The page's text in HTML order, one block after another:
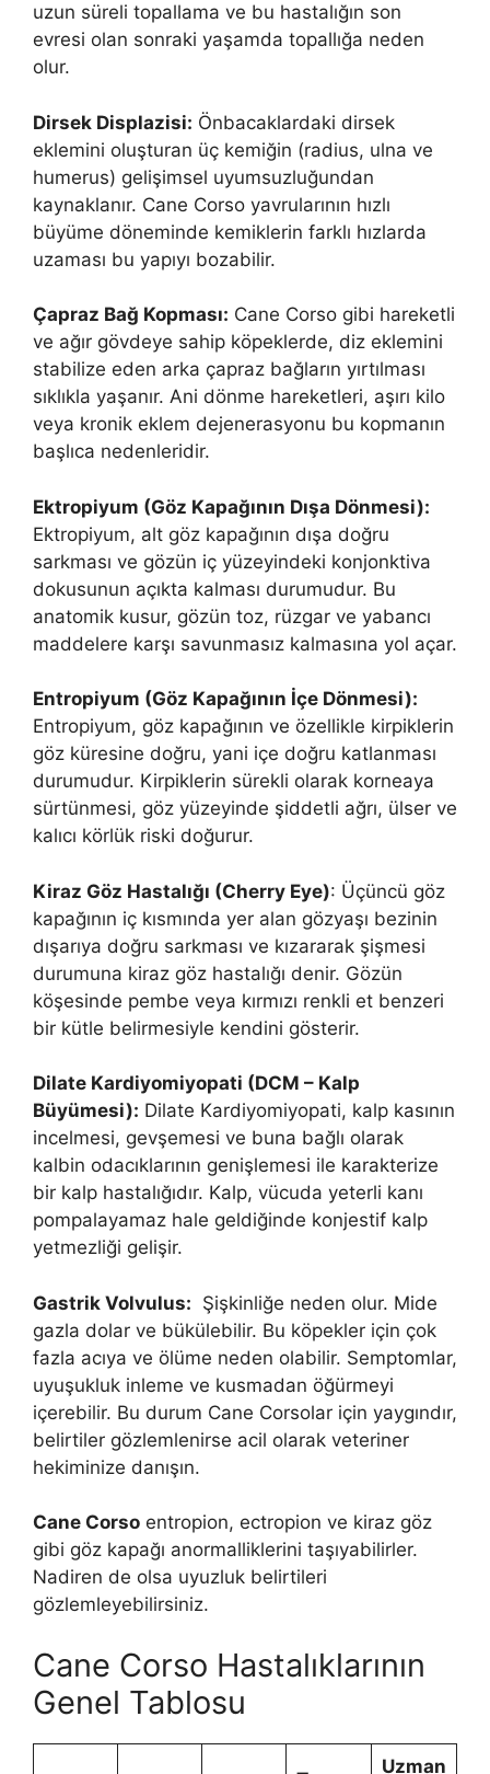
uzun süreli topallama ve bu hastalığın son
evresi olan sonraki yaşamda topallığa neden
olur.
Dirsek Displazisi: Önbacaklardaki dirsek
eklemini oluşturan üç kemiğin (radius, ulna ve
humerus) gelişimsel uyumsuzluğundan
kaynaklanır. Cane Corso yavrularının hızlı
büyüme döneminde kemiklerin farklı hızlarda
uzaması bu yapıyı bozabilir.
Çapraz Bağ Kopması: Cane Corso gibi hareketli
ve ağır gövdeye sahip köpeklerde, diz eklemini
stabilize eden arka çapraz bağların yırtılması
sıklıkla yaşanır. Ani dönme hareketleri, aşırı kilo
veya kronik eklem dejenerasyonu bu kopmanın
başlıca nedenleridir.
Ektropiyum (Göz Kapağının Dışa Dönmesi):
Ektropiyum, alt göz kapağının dışa doğru
sarkması ve gözün iç yüzeyindeki konjonktiva
dokusunun açıkta kalması durumudur. Bu
anatomik kusur, gözün toz, rüzgar ve yabancı
maddelere karşı savunmasız kalmasına yol açar.
Entropiyum (Göz Kapağının İçe Dönmesi):
Entropiyum, göz kapağının ve özellikle kirpiklerin
göz küresine doğru, yani içe doğru katlanması
durumudur. Kirpiklerin sürekli olarak korneaya
sürtünmesi, göz yüzeyinde şiddetli ağrı, ülser ve
kalıcı körlük riski doğurur.
Kiraz Göz Hastalığı (Cherry Eye): Üçüncü göz
kapağının iç kısmında yer alan gözyaşı bezinin
dışarıya doğru sarkması ve kızararak şişmesi
durumuna kiraz göz hastalığı denir. Gözün
köşesinde pembe veya kırmızı renkli et benzeri
bir kütle belirmesiyle kendini gösterir.
Dilate Kardiyomiyopati (DCM – Kalp
Büyümesi): Dilate Kardiyomiyopati, kalp kasının
incelmesi, gevşemesi ve buna bağlı olarak
kalbin odacıklarının genişlemesi ile karakterize
bir kalp hastalığıdır. Kalp, vücuda yeterli kanı
pompalayamaz hale geldiğinde konjestif kalp
yetmezliği gelişir.
Gastrik Volvulus: Şişkinliğe neden olur. Mide
gazla dolar ve bükülebilir. Bu köpekler için çok
fazla acıya ve ölüme neden olabilir. Semptomlar,
uyuşukluk inleme ve kusmadan öğürmeyi
içerebilir. Bu durum Cane Corsolar için yaygındır,
belirtiler gözlemlenirse acil olarak veteriner
hekiminize danışın.
Cane Corso entropion, ectropion ve kiraz göz
gibi göz kapağı anormalliklerini taşıyabilirler.
Nadiren de olsa uyuzluk belirtileri
gözlemleyebilirsiniz.
Cane Corso Hastalıklarının
Genel Tablosu
Uzman